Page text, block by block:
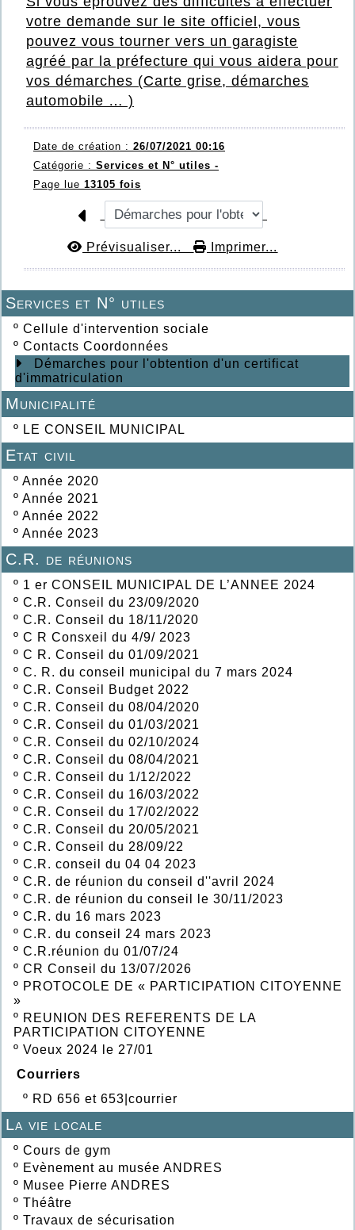
Services et N° utiles
º Cellule d'intervention sociale
º Contacts Coordonnées
Démarches pour l'obtention d'un certificat
d'immatriculation
Municipalité
º LE CONSEIL MUNICIPAL
Etat civil
º Année 2020
º Année 2021
º Année 2022
º Année 2023
C.R. de réunions
º 1 er CONSEIL MUNICIPAL DE L’ANNEE 2024
º C.R. Conseil du 23/09/2020
º C.R. Conseil du 18/11/2020
º C R Consxeil du 4/9/ 2023
º C R. Conseil du 01/09/2021
º C. R. du conseil municipal du 7 mars 2024
º C.R. Conseil Budget 2022
º C.R. Conseil du 08/04/2020
º C.R. Conseil du 01/03/2021
º C.R. Conseil du 02/10/2024
º C.R. Conseil du 08/04/2021
º C.R. Conseil du 1/12/2022
º C.R. Conseil du 16/03/2022
º C.R. Conseil du 17/02/2022
º C.R. Conseil du 20/05/2021
º C.R. Conseil du 28/09/22
º C.R. conseil du 04 04 2023
º C.R. de réunion du conseil d''avril 2024
º C.R. de réunion du conseil le 30/11/2023
º C.R. du 16 mars 2023
º C.R. du conseil 24 mars 2023
º C.R.réunion du 01/07/24
º CR Conseil du 13/07/2026
º PROTOCOLE DE « PARTICIPATION CITOYENNE
»
º REUNION DES REFERENTS DE LA
PARTICIPATION CITOYENNE
º Voeux 2024 le 27/01
Courriers
º RD 656 et 653|courrier
La vie locale
º Cours de gym
º Evènement au musée ANDRES
º Musee Pierre ANDRES
º Théâtre
º Travaux de sécurisation
votre demande sur le site officiel, vous
pouvez vous tourner vers un garagiste
agréé par la préfecture qui vous aidera pour
vos démarches (Carte grise, démarches
automobile … )
Date de création : 26/07/2021 00:16
Catégorie : Services et N° utiles -
Page lue 13105 fois
Prévisualiser... Imprimer...